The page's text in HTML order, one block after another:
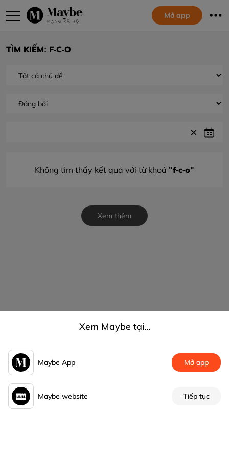
Mở app
TÌM KIẾM: F-C-O
Không tìm thấy kết quả với từ khoá "f-c-o"
Xem thêm
Xem Maybe tại...
Maybe App Mở app
Maybe website Tiếp tục